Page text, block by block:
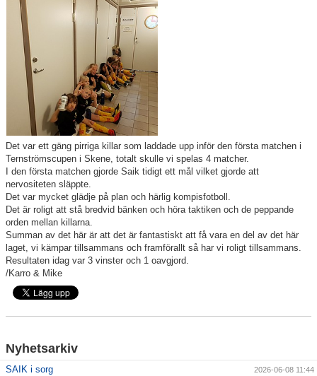
För ledare
SAIK-shopen
Elljusspår
Klubbstugan
Bildgalleri
Stödmedlem
Det var ett gäng pirriga killar som laddade upp inför den första matchen i
Ternströmscupen i Skene, totalt skulle vi spelas 4 matcher.
I den första matchen gjorde Saik tidigt ett mål vilket gjorde att
nervositeten släppte.
Det var mycket glädje på plan och härlig kompisfotboll.
Det är roligt att stå bredvid bänken och höra taktiken och de peppande
orden mellan killarna.
Summan av det här är att det är fantastiskt att få vara en del av det här
laget, vi kämpar tillsammans och framförallt så har vi roligt tillsammans.
Resultaten idag var 3 vinster och 1 oavgjord.
/Karro & Mike
Nyhetsarkiv
SAIK i sorg 2026-06-08 11:44